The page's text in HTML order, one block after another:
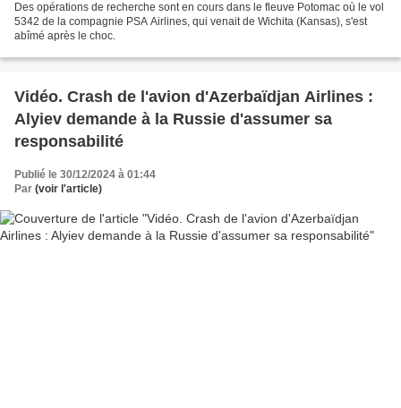
Des opérations de recherche sont en cours dans le fleuve Potomac où le vol
5342 de la compagnie PSA Airlines, qui venait de Wichita (Kansas), s'est
abîmé après le choc.
Vidéo. Crash de l'avion d'Azerbaïdjan Airlines :
Alyiev demande à la Russie d'assumer sa
responsabilité
Publié le 30/12/2024 à 01:44
Par (voir l'article)